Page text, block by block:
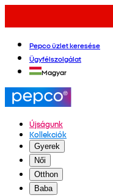
Pepco üzlet keresése
Ügyfélszolgálat
Magyar
Újságunk
Kollekciók
Gyerek
Női
Otthon
Baba